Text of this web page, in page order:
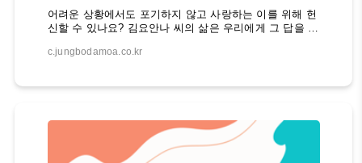
어려운 상황에서도 포기하지 않고 사랑하는 이를 위해 헌
신할 수 있나요? 김요안나 씨의 삶은 우리에게 그 답을 보
단에도 불구하고, 사랑과 희망을 잃지 않고 역경을 극복
그리고 절대 포기하지 말아야 할 인생의 가치들을 발견할
수 있을 것입니다. 운명적인 만남과 사랑의 시작김요안나
씨(39세)와 정성민 씨(41세)는 29년 전 성당에서 처음 만
c.jungbodamoa.co.kr